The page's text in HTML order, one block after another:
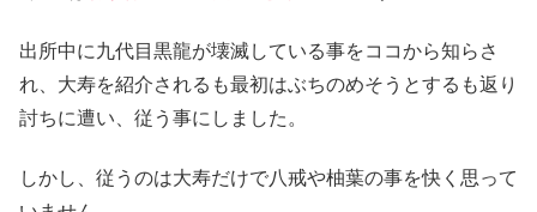
出所中に九代目黒龍が壊滅している事をココから知らさ
れ、大寿を紹介されるも最初はぶちのめそうとするも返り
討ちに遭い、従う事にしました。
しかし、従うのは大寿だけで八戒や柚葉の事を快く思って